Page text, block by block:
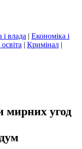
і влада | Економіка і
| Кримінал |
угод